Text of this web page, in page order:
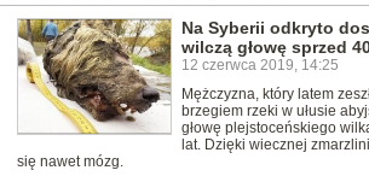
Na Syberii odkryto
wilczą głowę sprzed
12 czerwca 2019, 14:25
Mężczyzna, który latem
brzegiem rzeki w ułusie
głowę plejstoceńskiego
lat. Dzięki wiecznej
się nawet mózg.